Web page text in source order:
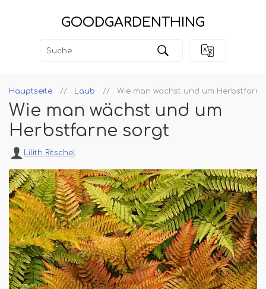
GOODGARDENTHING
Hauptseite Laub Wie man wächst und um
Wie man wächst und um
Herbstfarne sorgt
Lilith Ritschel